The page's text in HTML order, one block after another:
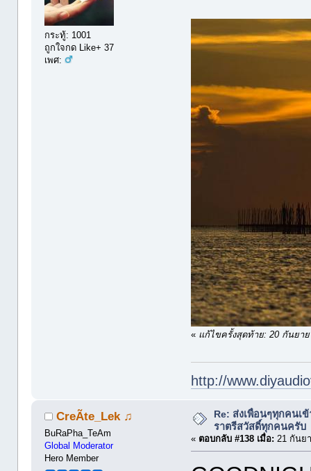
กระทู้: 1001
ถูกใจกด Like+ 37
เพศ:
« แก้ไขครั้งสุดท้าย: 20 กันยาย
http://
CreÃte_Lek ♫
BuRaPha_TeAm
Global Moderator
Hero Member
Re: ส่งเพื่อนๆทุกคนเ
ราตรีสวัสดิ์ทุกคนครับ
« ตอบกลับ #138 เมื่อ: 21 กันย